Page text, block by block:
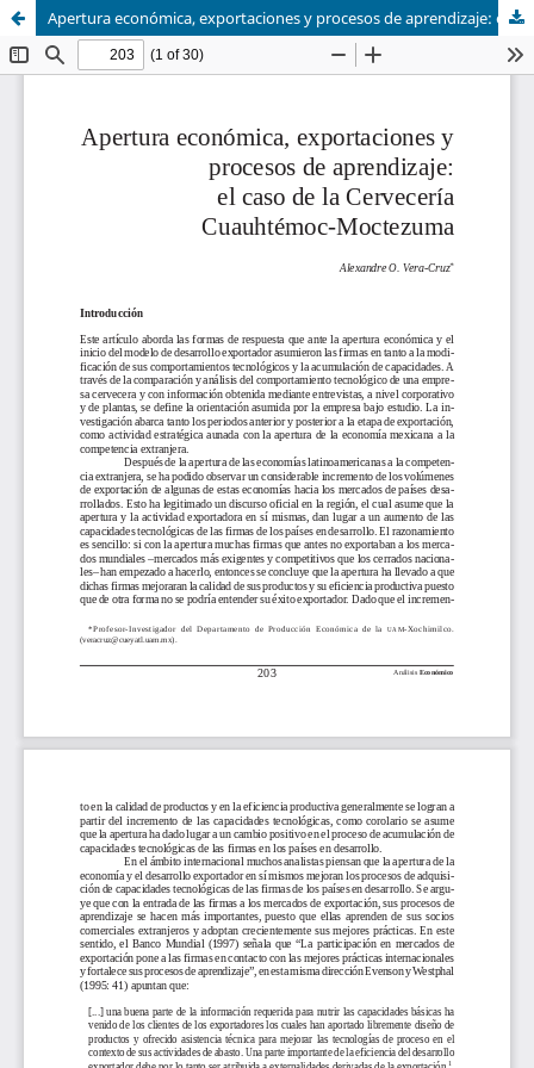
Apertura económica, exportaciones y procesos de aprendizaje: el caso de la Cervecería Cuauhtémoc-Moctezuma